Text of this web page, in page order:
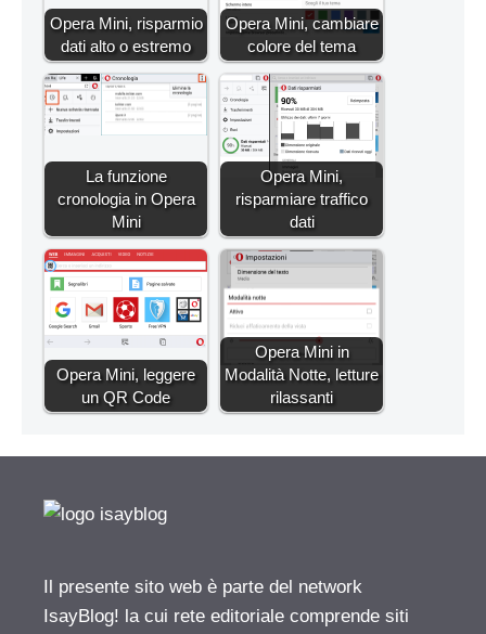
Opera Mini, risparmio
dati alto o estremo
Opera Mini, cambiare
colore del tema
La funzione
cronologia in Opera
Mini
Opera Mini,
risparmiare traffico
dati
Opera Mini, leggere
un QR Code
Opera Mini in
Modalità Notte, letture
rilassanti
Il presente sito web è parte del network
IsayBlog! la cui rete editoriale comprende siti